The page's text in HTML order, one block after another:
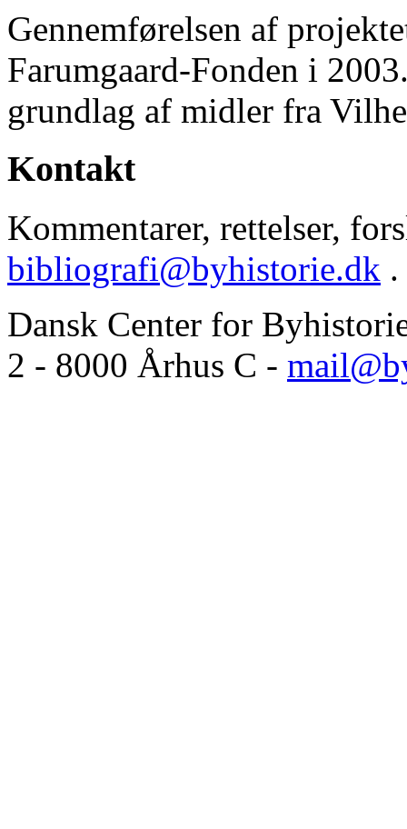
Gennemførelsen af
Farumgaard-Fonden i
grundlag af midler fra
Kontakt
Kommentarer, rettelser,
bibliografi@byhistorie.dk .
Dansk Center for
2 - 8000 Århus C -